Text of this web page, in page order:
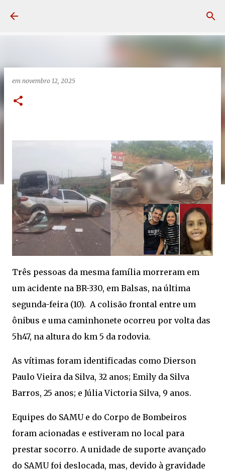
em novembro 12, 2025
Três pessoas da mesma família morreram em
um acidente na BR-330, em Balsas, na última
segunda-feira (10). A colisão frontal entre um
ônibus e uma caminhonete ocorreu por volta das
5h47, na altura do km 5 da rodovia.
As vítimas foram identificadas como Dierson
Paulo Vieira da Silva, 32 anos; Emily da Silva
Barros, 25 anos; e Júlia Victoria Silva, 9 anos.
Equipes do SAMU e do Corpo de Bombeiros
foram acionadas e estiveram no local para
prestar socorro. A unidade de suporte avançado
do SAMU foi deslocada, mas, devido à gravidade